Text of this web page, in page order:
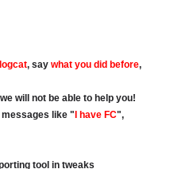
, say what you did before,
will not be able to help you!
like " I have FC",
tool in tweaks